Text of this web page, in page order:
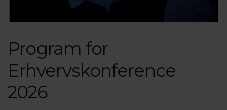
Program for
Erhvervskonference
2026